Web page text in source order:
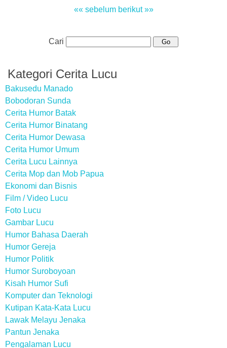
«« sebelum berikut »»
Cari
Kategori Cerita Lucu
Bakusedu Manado
Bobodoran Sunda
Cerita Humor Batak
Cerita Humor Binatang
Cerita Humor Dewasa
Cerita Humor Umum
Cerita Lucu Lainnya
Cerita Mop dan Mob Papua
Ekonomi dan Bisnis
Film / Video Lucu
Foto Lucu
Gambar Lucu
Humor Bahasa Daerah
Humor Gereja
Humor Politik
Humor Suroboyoan
Kisah Humor Sufi
Komputer dan Teknologi
Kutipan Kata-Kata Lucu
Lawak Melayu Jenaka
Pantun Jenaka
Pengalaman Lucu